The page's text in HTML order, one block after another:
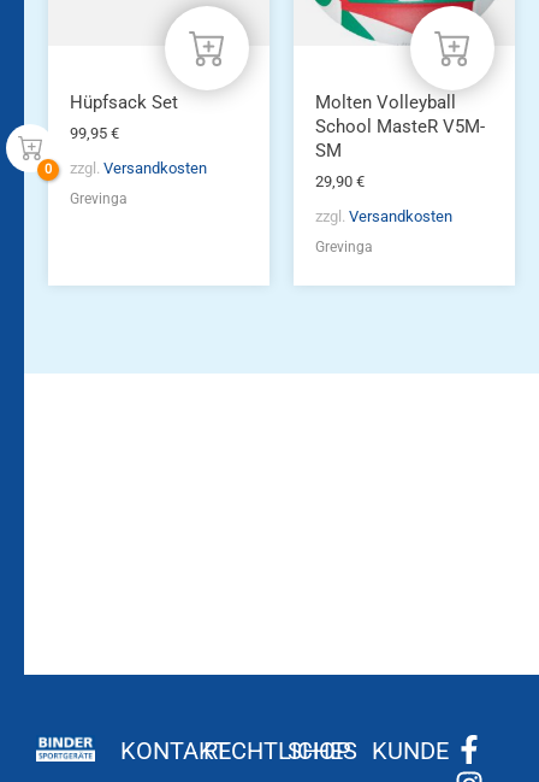
Hüpfsack Set
99,95 €
zzgl. Versandkosten
Grevinga
Molten Volleyball
School MasteR V5M-
SM
29,90 €
zzgl. Versandkosten
Grevinga
KONTAKTRECHTLICHES
SHOP KUNDE